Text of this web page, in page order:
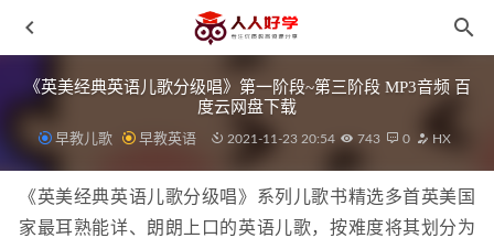
《英美经典英语儿歌分级唱》第一阶段~第三阶段 MP3音频 百
度云网盘下载
早教儿歌 早教英语 2021-11-23 20:54 743 0 HX
《英美经典英语儿歌分级唱》系列儿歌书精选多首英美国
家最耳熟能详、朗朗上口的英语儿歌，按难度将其划分为